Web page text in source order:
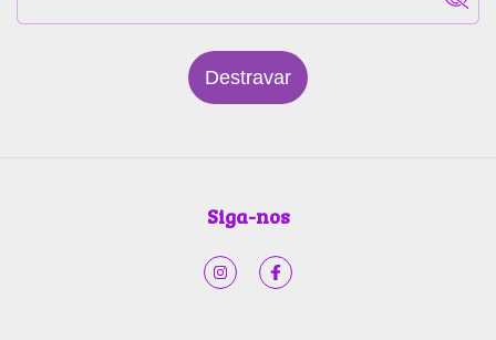
Destravar
Siga-nos